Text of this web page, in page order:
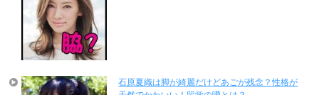
石原夏織は脚が綺麗だけどあごが残念？性格が